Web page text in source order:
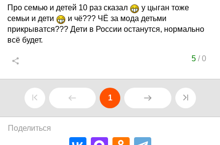
Про семью и детей 10 раз сказал
у цыган тоже
семьи и дети
и чё??? ЧЁ за мода детьми
прикрыватся??? Дети в России останутся, нормально
всё будет.
5/0
1
Поделиться